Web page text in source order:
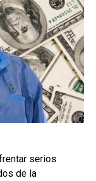
serios
de la